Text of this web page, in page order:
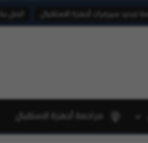
تجديد سيرفرات أجهزة الاستقبال اتصل بنا
مراجعة أجهزة الاستقبال